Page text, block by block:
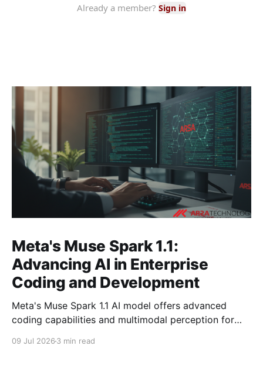
Meta's Muse Spark 1.1:
Advancing AI in Enterprise
Coding and Development
Meta's Muse Spark 1.1 AI model offers advanced
coding capabilities and multimodal perception for
09 Jul 2026 3 min read